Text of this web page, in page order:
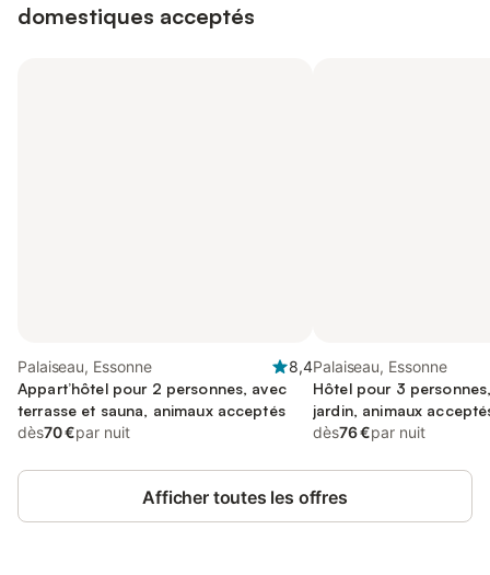
domestiques acceptés
Palaiseau, Essonne
8,4
Appart’hôtel pour 2 personnes, avec
terrasse et sauna, animaux acceptés
dès70 €par nuit
Palaiseau, Essonne
Hôtel pour 3
jardin, animaux
dès76 €par nuit
Afficher toutes les offres